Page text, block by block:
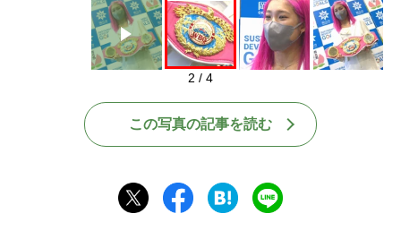
2 / 4
この写真の記事を読む